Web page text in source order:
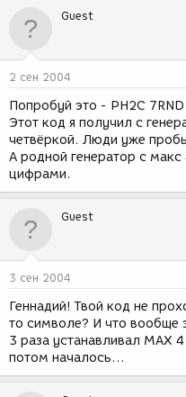
Guest
2 сен 2004
Попробуй это - PH2C
Этот код я получил с
четвёркой. Люди уже
А родной генератор с макс
цифрами.
Guest
3 сен 2004
Геннадий! Твой код не
то символе? И что вообще
3 раза устанавливал MAX
потом началось...